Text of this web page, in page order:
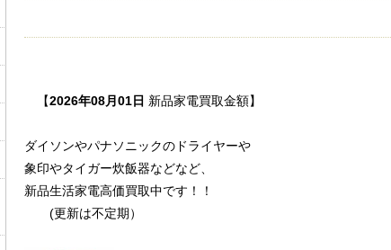
【2026年08月01日 新品家電買取金額】
ダイソンやパナソニックのドライヤーや
象印やタイガー炊飯器などなど、
新品生活家電高価買取中です！！
(更新は不定期）